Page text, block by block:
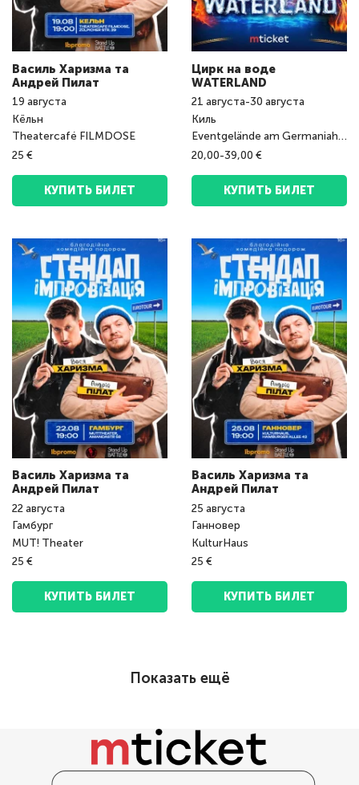
Василь Харизма та
Андрeй Пилат
19 августа
Кёльн
Theatercafé FILMDOSE
25 €
КУПИТЬ БИЛЕТ
Цирк на воде
WATERLAND
21 августа-30 августа
Киль
Eventgelände am Germaniahafen
20,00-39,00 €
КУПИТЬ БИЛЕТ
Василь Харизма та
Андрeй Пилат
22августа
Гамбург
MUT! Theater
25 €
КУПИТЬ БИЛЕТ
Василь Харизма та
Андрeй Пилат
25 августа
Ганновер
KulturHaus
25 €
КУПИТЬ БИЛЕТ
Показать ещё